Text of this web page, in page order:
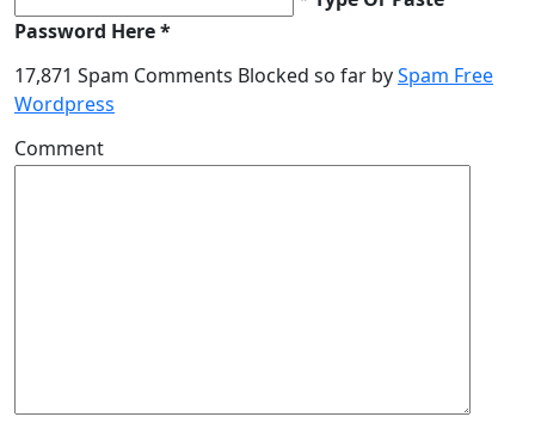
Password Here *
17,871 Spam Comments Blocked so far bySpam Free
Wordpress
Comment